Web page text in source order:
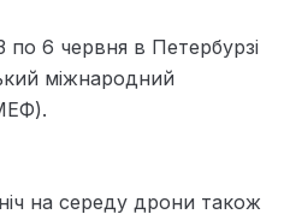
6 червня в Петербурзі
міжнародний
на середу дрони також